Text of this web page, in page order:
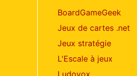
BoardGameGeek
Jeux de cartes .net
Jeux stratégie
L'Escale à jeux